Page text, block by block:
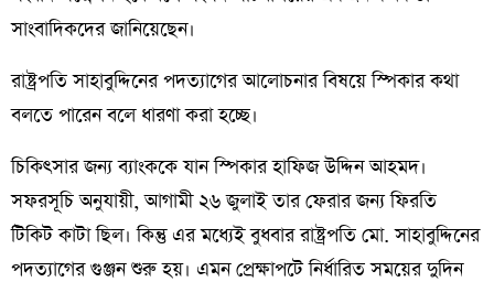
সাংবাদিকদের জানিয়েছেন।
রাষ্ট্রপতি সাহাবুদ্দিনের পদত্যাগের আলোচনার বিষয়ে স্পিকার কথা
বলতে পারেন বলে ধারণা করা হচ্ছে।
চিকিৎসার জন্য ব্যাংককে যান স্পিকার হাফিজ উদ্দিন আহমদ।
সফরসূচি অনুযায়ী, আগামী ২৬ জুলাই তার ফেরার জন্য ফিরতি
টিকিট কাটা ছিল। কিন্তু এর মধ্যেই বুধবার রাষ্ট্রপতি মো. সাহাবুদ্দিনের
পদত্যাগের গুঞ্জন শুরু হয়। এমন প্রেক্ষাপটে নির্ধারিত সময়ের দুদিন